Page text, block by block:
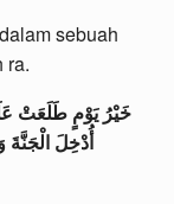
sebuah
ra.
خَيْرُ يَوْمٍ طَلَعَتْ
أُدْخِلَ الْجَنَّةَ